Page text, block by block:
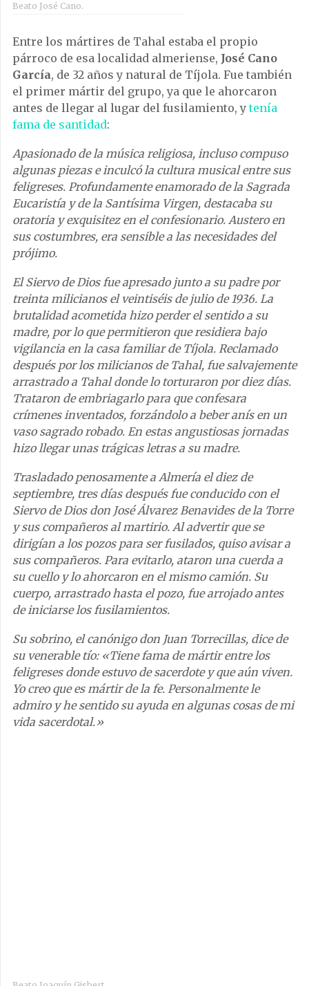
Beato José Cano.
Entre los mártires de Tahal estaba el propio
párroco de esa localidad almeriense, José Cano
García, de 32 años y natural de Tíjola. Fue también
el primer mártir del grupo, ya que le ahorcaron
antes de llegar al lugar del fusilamiento, ytenía
fama de santidad:
Apasionado de la música religiosa, incluso compuso
algunas piezas e inculcó la cultura musical entre sus
feligreses. Profundamente enamorado de la Sagrada
Eucaristía y de la Santísima Virgen, destacaba su
oratoria y exquisitez en el confesionario. Austero en
sus costumbres, era sensible a las necesidades del
prójimo.
El Siervo de Dios fue apresado junto a su padre por
treinta milicianos el veintiséis de julio de 1936. La
brutalidad acometida hizo perder el sentido a su
madre, por lo que permitieron que residiera bajo
vigilancia en la casa familiar de Tíjola. Reclamado
después por los milicianos de Tahal, fue salvajemente
arrastrado a Tahal donde lo torturaron por diez días.
Trataron de embriagarlo para que confesara
crímenes inventados, forzándolo a beber anís en un
vaso sagrado robado. En estas angustiosas jornadas
hizo llegar unas trágicas letras a su madre.
Trasladado penosamente a Almería el diez de
septiembre, tres días después fue conducido con el
Siervo de Dios don José Álvarez Benavides de la Torre
y sus compañeros al martirio. Al advertir que se
dirigían a los pozos para ser fusilados, quiso avisar a
sus compañeros. Para evitarlo, ataron una cuerda a
su cuello y lo ahorcaron en el mismo camión. Su
cuerpo, arrastrado hasta el pozo, fue arrojado antes
de iniciarse los fusilamientos.
Su sobrino, el canónigo don Juan Torrecillas, dice de
su venerable tío: «Tiene fama de mártir entre los
feligreses donde estuvo de sacerdote y que aún viven.
Yo creo que es mártir de la fe. Personalmente le
admiro y he sentido su ayuda en algunas cosas de mi
vida sacerdotal.»